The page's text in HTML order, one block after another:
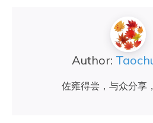
Author:
佐雍得尝，与众分享